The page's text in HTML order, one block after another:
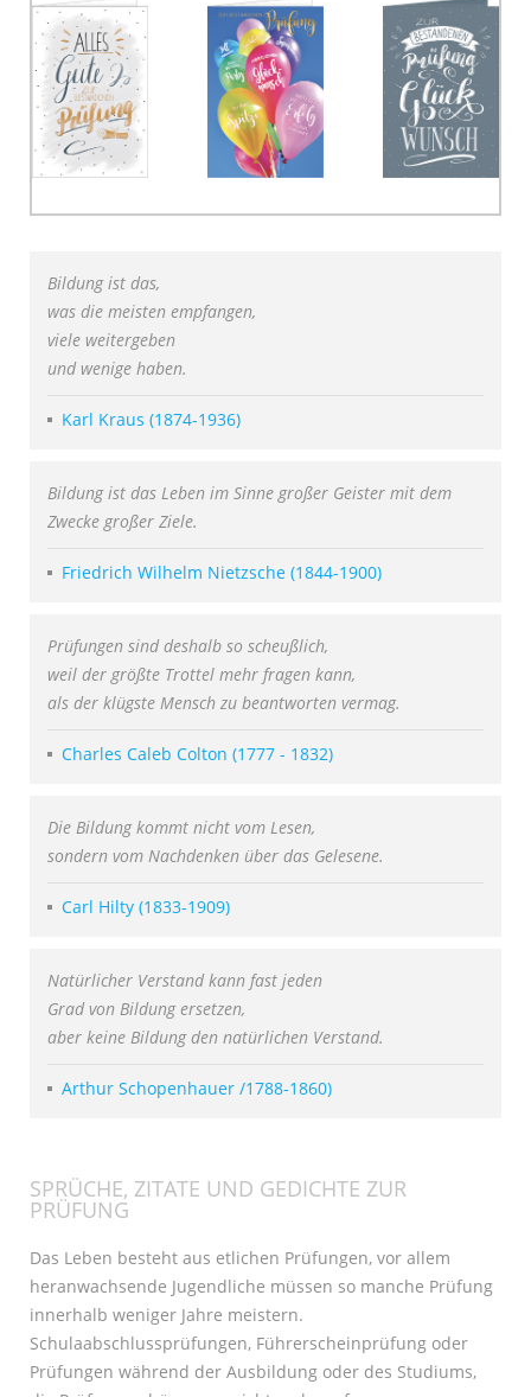
Bildung ist das,
was die meisten empfangen,
viele weitergeben
und wenige haben.
Karl Kraus (1874-1936)
Bildung ist das Leben im Sinne großer Geister mit dem
Zwecke großer Ziele.
Friedrich Wilhelm Nietzsche (1844-1900)
Prüfungen sind deshalb so scheußlich,
weil der größte Trottel mehr fragen kann,
als der klügste Mensch zu beantworten vermag.
Charles Caleb Colton (1777 - 1832)
Die Bildung kommt nicht vom Lesen,
sondern vom Nachdenken über das Gelesene.
Carl Hilty (1833-1909)
Natürlicher Verstand kann fast jeden
Grad von Bildung ersetzen,
aber keine Bildung den natürlichen Verstand.
Arthur Schopenhauer /1788-1860)
SPRÜCHE, ZITATE UND GEDICHTE ZUR
PRÜFUNG
Das Leben besteht aus etlichen Prüfungen, vor allem
heranwachsende Jugendliche müssen so manche Prüfung
innerhalb weniger Jahre meistern.
Schulaabschlussprüfungen, Führerscheinprüfung oder
Prüfungen während der Ausbildung oder des Studiums,